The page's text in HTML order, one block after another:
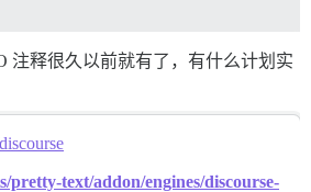
注释很久以前就有了，有什么计划实
pretty-text/addon/engines/discourse-